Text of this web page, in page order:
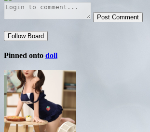
Post Comment
Follow Board
Pinned onto doll